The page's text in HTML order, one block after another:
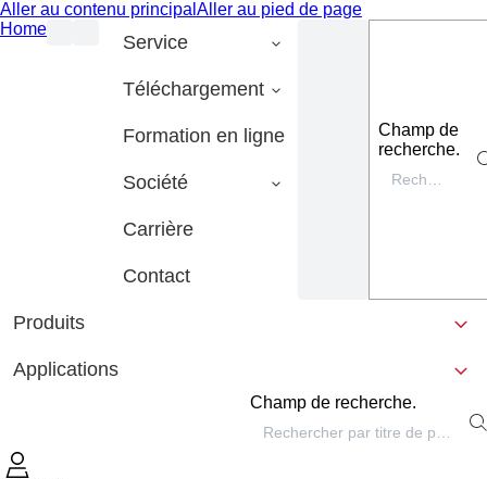
Aller au contenu principal Aller au pied de page
Home
Service
Téléchargement
Formation en ligne
Société
Carrière
Contact
Champ de
recherche.
Produits
Applications
Champ de recherche.